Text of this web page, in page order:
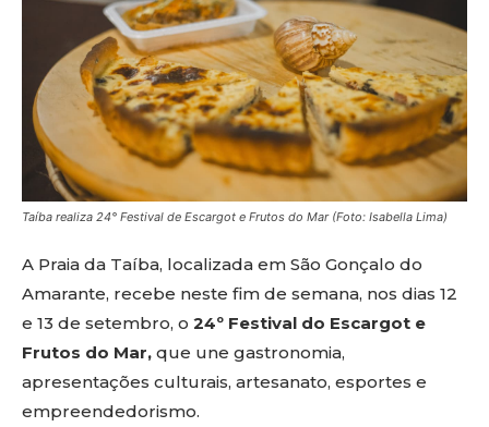
Taíba realiza 24° Festival de Escargot e Frutos do Mar (Foto: Isabella Lima)
A Praia da Taíba, localizada em São Gonçalo do
Amarante, recebe neste fim de semana, nos dias 12
e 13 de setembro, o 24º Festival do Escargot e
Frutos do Mar, que une gastronomia,
apresentações culturais, artesanato, esportes e
empreendedorismo.